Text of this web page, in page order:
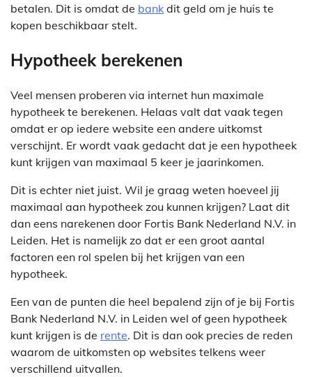
betalen. Dit is omdat de bank dit geld om je huis te
kopen beschikbaar stelt.
Hypotheek berekenen
Veel mensen proberen via internet hun maximale
hypotheek te berekenen. Helaas valt dat vaak tegen
omdat er op iedere website een andere uitkomst
verschijnt. Er wordt vaak gedacht dat je een hypotheek
kunt krijgen van maximaal 5 keer je jaarinkomen.
Dit is echter niet juist. Wil je graag weten hoeveel jij
maximaal aan hypotheek zou kunnen krijgen? Laat dit
dan eens narekenen door Fortis Bank Nederland N.V. in
Leiden. Het is namelijk zo dat er een groot aantal
factoren een rol spelen bij het krijgen van een
hypotheek.
Een van de punten die heel bepalend zijn of je bij Fortis
Bank Nederland N.V. in Leiden wel of geen hypotheek
kunt krijgen is de rente. Dit is dan ook precies de reden
waarom de uitkomsten op websites telkens weer
verschillend uitvallen.